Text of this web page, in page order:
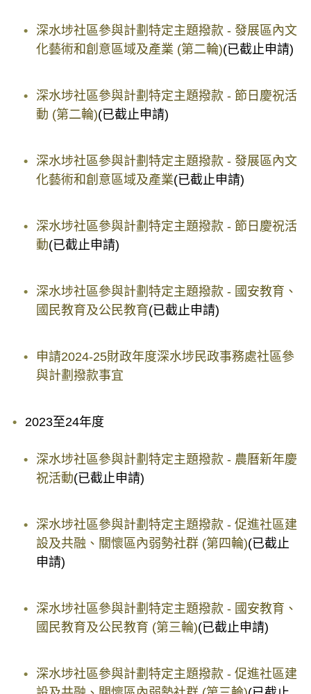
深水埗社區參與計劃特定主題撥款 - 發展區內文
化藝術和創意區域及產業 (第二輪)(已截止申請)
深水埗社區參與計劃特定主題撥款 - 節日慶祝活
動 (第二輪)(已截止申請)
深水埗社區參與計劃特定主題撥款 - 發展區內文
化藝術和創意區域及產業(已截止申請)
深水埗社區參與計劃特定主題撥款 - 節日慶祝活
動(已截止申請)
深水埗社區參與計劃特定主題撥款 - 國安教育、
國民教育及公民教育(已截止申請)
申請2024-25財政年度深水埗民政事務處社區參
與計劃撥款事宜
2023至24年度
深水埗社區參與計劃特定主題撥款 - 農曆新年慶
祝活動(已截止申請)
深水埗社區參與計劃特定主題撥款 - 促進社區建
設及共融、關懷區內弱勢社群 (第四輪)(已截止
申請)
深水埗社區參與計劃特定主題撥款 - 國安教育、
國民教育及公民教育 (第三輪)(已截止申請)
深水埗社區參與計劃特定主題撥款 - 促進社區建